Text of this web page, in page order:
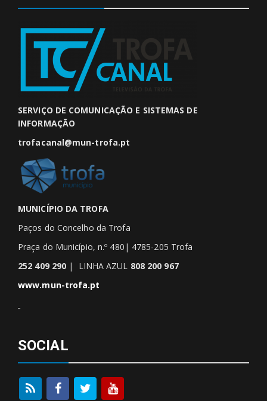
SERVIÇO DE COMUNICAÇÃO E SISTEMAS DE
INFORMAÇÃO
trofacanal@mun-trofa.pt
MUNICÍPIO DA TROFA
Paços do Concelho da Trofa
Praça do Município, n.º 480| 4785-205 Trofa
252 409 290 | LINHA AZUL 808 200 967
www.mun-trofa.pt
SOCIAL